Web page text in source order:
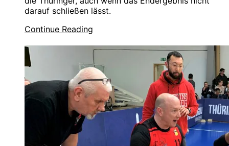
darauf schließen lässt.
Continue Reading